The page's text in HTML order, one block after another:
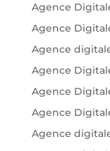
Agence
Agence
Agence
Agence
Agence
Agence
Agence